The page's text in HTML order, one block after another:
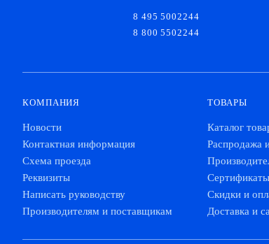
8 495 5002244
8 800 5502244
КОМПАНИЯ
Новости
Контактная информация
Схема проезда
Реквизиты
Написать руководству
Производителям и поставщикам
ТОВАРЫ
Каталог
Распродажа
Сертификаты
Скидки и
Доставка и